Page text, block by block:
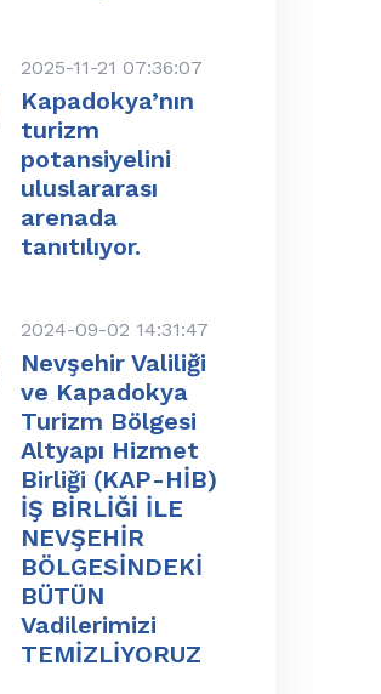
2025-11-21 07:36:07
Kapadokya’nın
turizm
potansiyelini
uluslararası
arenada
tanıtılıyor.
2024-09-02 14:31:47
Nevşehir Valiliği
ve Kapadokya
Turizm Bölgesi
Altyapı Hizmet
Birliği (KAP-HİB)
İŞ BİRLİĞİ İLE
NEVŞEHİR
BÖLGESİNDEKİ
BÜTÜN
Vadilerimizi
TEMİZLİYORUZ